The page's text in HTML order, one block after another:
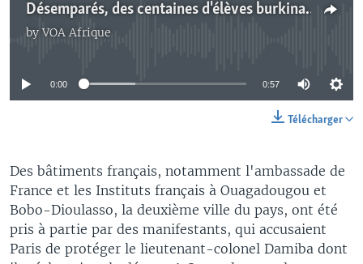
Désemparés, des centaines d'élèves burkinabè manifestent à Djibo
byVOA Afrique
No media source currently available
0:00 0:57
Télécharger
Des bâtiments français, notamment l'ambassade de
France et les Instituts français à Ouagadougou et
Bobo-Dioulasso, la deuxième ville du pays, ont été
pris à partie par des manifestants, qui accusaient
Paris de protéger le lieutenant-colonel Damiba dont